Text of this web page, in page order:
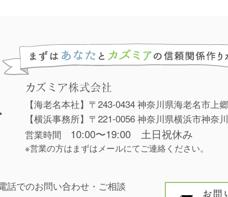
カズミア株式会社
【海老名本社】〒243-0434 神奈川県海老名市上
【横浜事務所】〒221-0056 神奈川県横浜市神奈
営業時間 10:00〜19:00 土日祝休み
※営業の方はまずはメールにてご連絡ください。
話でのお問い合わせ・ご相談